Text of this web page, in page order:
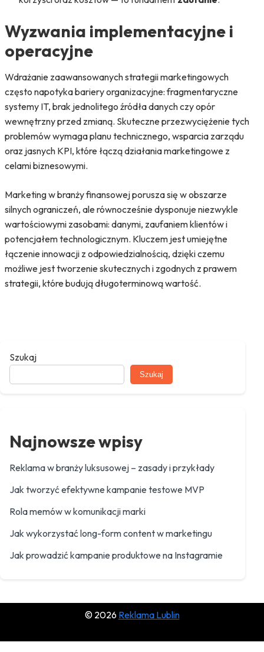
Wyzwania implementacyjne i
operacyjne
Wdrażanie zaawansowanych strategii marketingowych
często napotyka bariery organizacyjne: fragmentaryczne
systemy IT, brak jednolitego źródła danych czy opór
wewnętrzny przed zmianą. Skuteczne przezwyciężenie tych
problemów wymaga planu technicznego, wsparcia zarządu
oraz jasnych KPI, które łączą działania marketingowe z
celami biznesowymi.
Marketing w branży finansowej porusza się w obszarze
silnych ograniczeń, ale równocześnie dysponuje niezwykle
wartościowymi zasobami: danymi, zaufaniem klientów i
potencjałem technologicznym. Kluczem jest umiejętne
łączenie innowacji z odpowiedzialnością, dzięki czemu
możliwe jest tworzenie skutecznych i zgodnych z prawem
strategii, które budują długoterminową wartość.
Szukaj
Szukaj
Najnowsze wpisy
Reklama w branży luksusowej – zasady i przykłady
Jak tworzyć efektywne kampanie testowe MVP
Rola memów w komunikacji marki
Jak wykorzystać long-form content w marketingu
Jak prowadzić kampanie produktowe na Instagramie
© 2026 Reklama Lublin